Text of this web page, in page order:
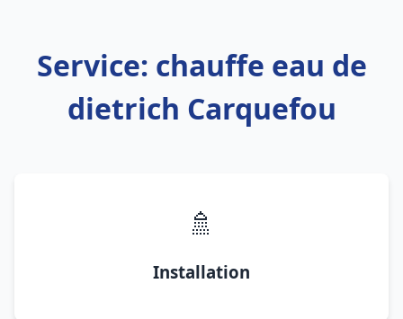
Service: chauffe eau de
dietrich Carquefou
🚿
Installation